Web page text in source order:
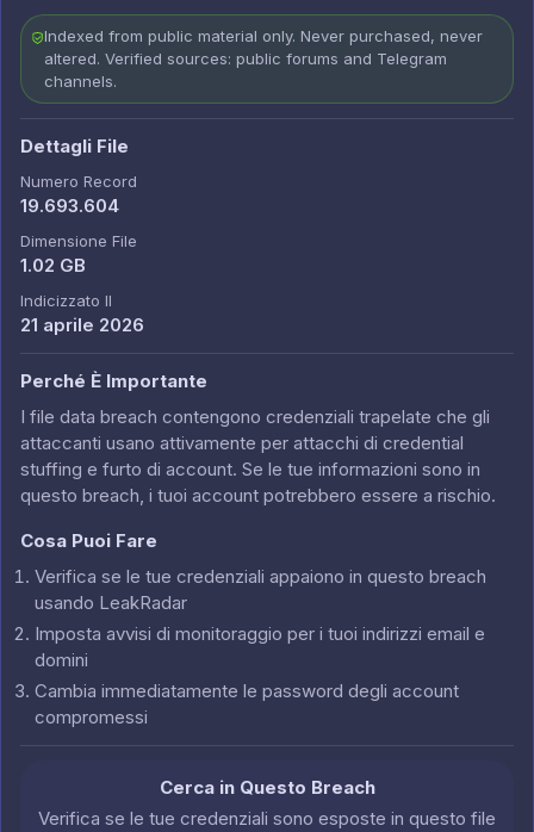
Indexed from public material only. Never purchased, never
altered. Verified sources: public forums and Telegram
channels.
Dettagli File
Numero Record
19.693.604
Dimensione File
1.02 GB
Indicizzato Il
21 aprile 2026
Perché È Importante
I file data breach contengono credenziali trapelate che gli
attaccanti usano attivamente per attacchi di credential
stuffing e furto di account. Se le tue informazioni sono in
questo breach, i tuoi account potrebbero essere a rischio.
Cosa Puoi Fare
Verifica se le tue credenziali appaiono in questo breach
usando LeakRadar
Imposta avvisi di monitoraggio per i tuoi indirizzi email e
domini
Cambia immediatamente le password degli account
compromessi
Cerca in Questo Breach
Verifica se le tue credenziali sono esposte in questo file